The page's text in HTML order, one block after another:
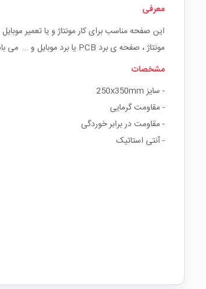
معرفی
مونتاژ ، صفحه ی برد PCB یا برد موبایل و … می باشد. این پد نسوز 14 مکان مخصوص جای نگهداری پیچ و قطعات را دارد. همچنین دارای خط کش 30cm است.
مشخصات
- سایز 250x350mm
- مقاومت گرمایی
- مقاومت در برابر خوردگی
- آنتی استاتیک